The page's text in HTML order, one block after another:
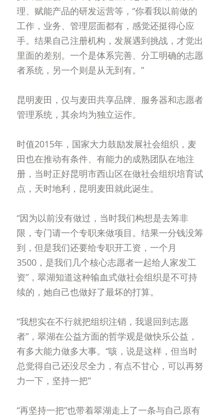
理、赋能产品的研发运营等，“你看我以前做的
工作，业务、管理层面都有，感觉还挺得心应
手。结果自己注册机构，发展遇到挑战，才觉出
里面的差别。一个是体系完善、分工明确的志愿
者系统，另一个则是从无到有。”
昆明麦田，仅与麦田共享品牌、服务器和志愿者
管理系统，其余均为独立运作。
时值2015年，国家大力鼓励发展社会组织，麦
田也在推动有条件、有能力的成熟团队在地注
册，当时正好昆明市西山区在做社会组织培育试
点，天时地利，昆明麦田就此诞生。
“因为以前没有做过，当时我们构想是去筹非
限，专门请一个专职来做项目。结果一分钱没筹
到，但是我们还要给专职开工资，一个月
3500，是我们几个核心志愿者一起给人家发工
资”，翠湖知道这种输血式做社会组织是不可持
续的，她自己也做好了最坏的打算。
“我想实在不行就把组织注销，我退回到志愿
者”，翠湖在公益方面的哲学观是做快乐公益，
有多大能力做多大事。“咳，说是这样，但当时
总觉得自己还没尽全力，有点不甘心，可以再努
力一下，坚持一把”
“再坚持一把”也带着翠湖走上了一条与自己原有